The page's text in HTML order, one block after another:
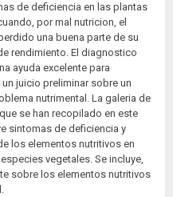
de deficiencia en las plantas
por mal nutricion, el
una buena parte de su
rendimiento. El diagnostico
ayuda excelente para
juicio preliminar sobre un
nutrimental. La galeria de
se han recopilado en este
sintomas de deficiencia y
los elementos nutritivos en
vegetales. Se incluye,
sobre los elementos nutritivos